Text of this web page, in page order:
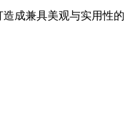
成兼具美观与实用